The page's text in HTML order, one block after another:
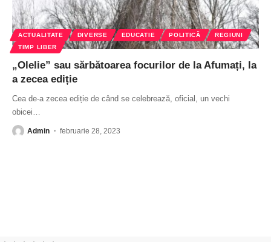
ACTUALITATE DIVERSE EDUCATIE POLITICĂ
REGIUNI
TIMP LIBER
„Olelie” sau sărbătoarea focurilor de la Afumați, la
a zecea ediție
Cea de-a zecea ediție de când se celebrează, oficial, un vechi
obicei
Admin februarie 28, 2023